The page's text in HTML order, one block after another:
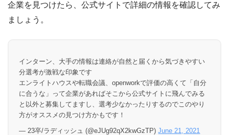
企業を見つけたら、公式サイトで詳細の情報を確認してみ
ましょう。
インターン、大手の情報は連絡が自然と届くから気づきやすい
分選考が激戦な印象です
エンライトハウスや転職会議、openworkで評価の高くて「自分
に合うな」って企業があればそこから公式サイトに飛んでみる
と以外と募集してますし、選考少なかったりするのでこのやり
方がオススメの見つけ方かもです！
— 23卒/ラディッシュ (@eJUg92qX2kwGzTP)June 21, 2021